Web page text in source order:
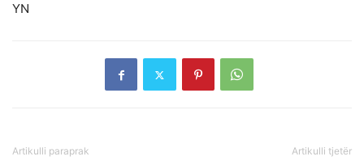
YN
Artikulli paraprak Artikulli tjetër